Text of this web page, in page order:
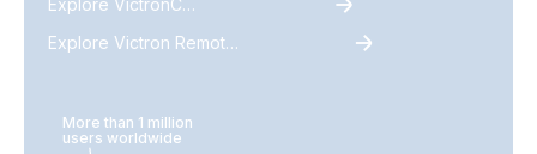
Explore VictronConnect
Explore Victron Remote Monitoring
More than 1 million
users worldwide